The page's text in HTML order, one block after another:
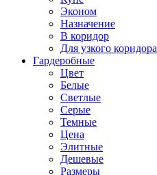
Эконом
Назначение
В коридор
Для узкого коридора
Гардеробные
Цвет
Белые
Светлые
Серые
Темные
Цена
Элитные
Дешевые
Размеры